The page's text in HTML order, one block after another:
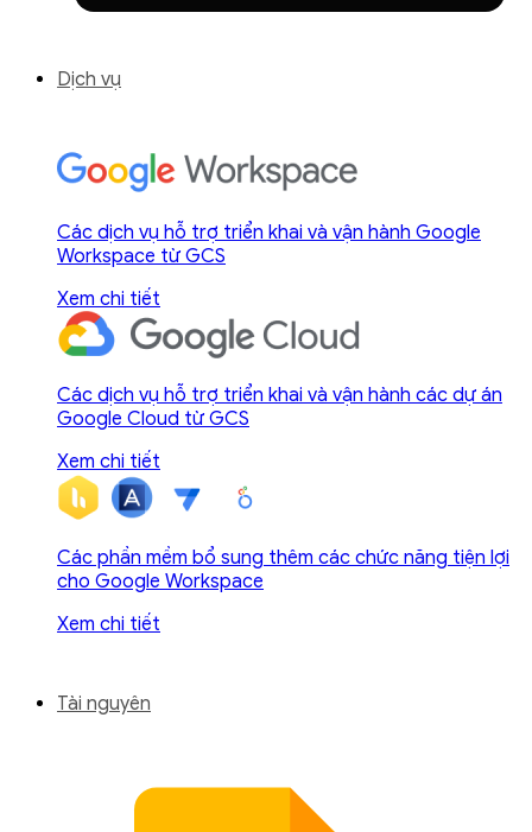
Dịch vụ
Các dịch vụ hỗ trợ triển khai và vận hành Google
Workspace từ GCS
Xem chi tiết
Các dịch vụ hỗ trợ triển khai và vận hành các dự án
Google Cloud từ GCS
Xem chi tiết
Các phần mềm bổ sung thêm các chức năng tiện lợi
cho Google Workspace
Xem chi tiết
Tài nguyên